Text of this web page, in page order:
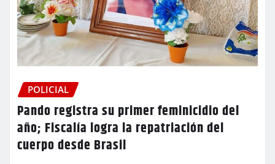
POLICIAL
Pando registra su primer feminicidio del
año; Fiscalía logra la repatriación del
cuerpo desde Brasil